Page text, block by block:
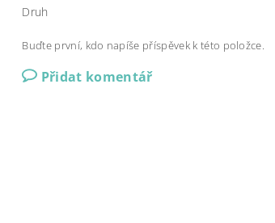
Druh
Buďte první, kdo napíše příspěvek k této položce.
Přidat komentář